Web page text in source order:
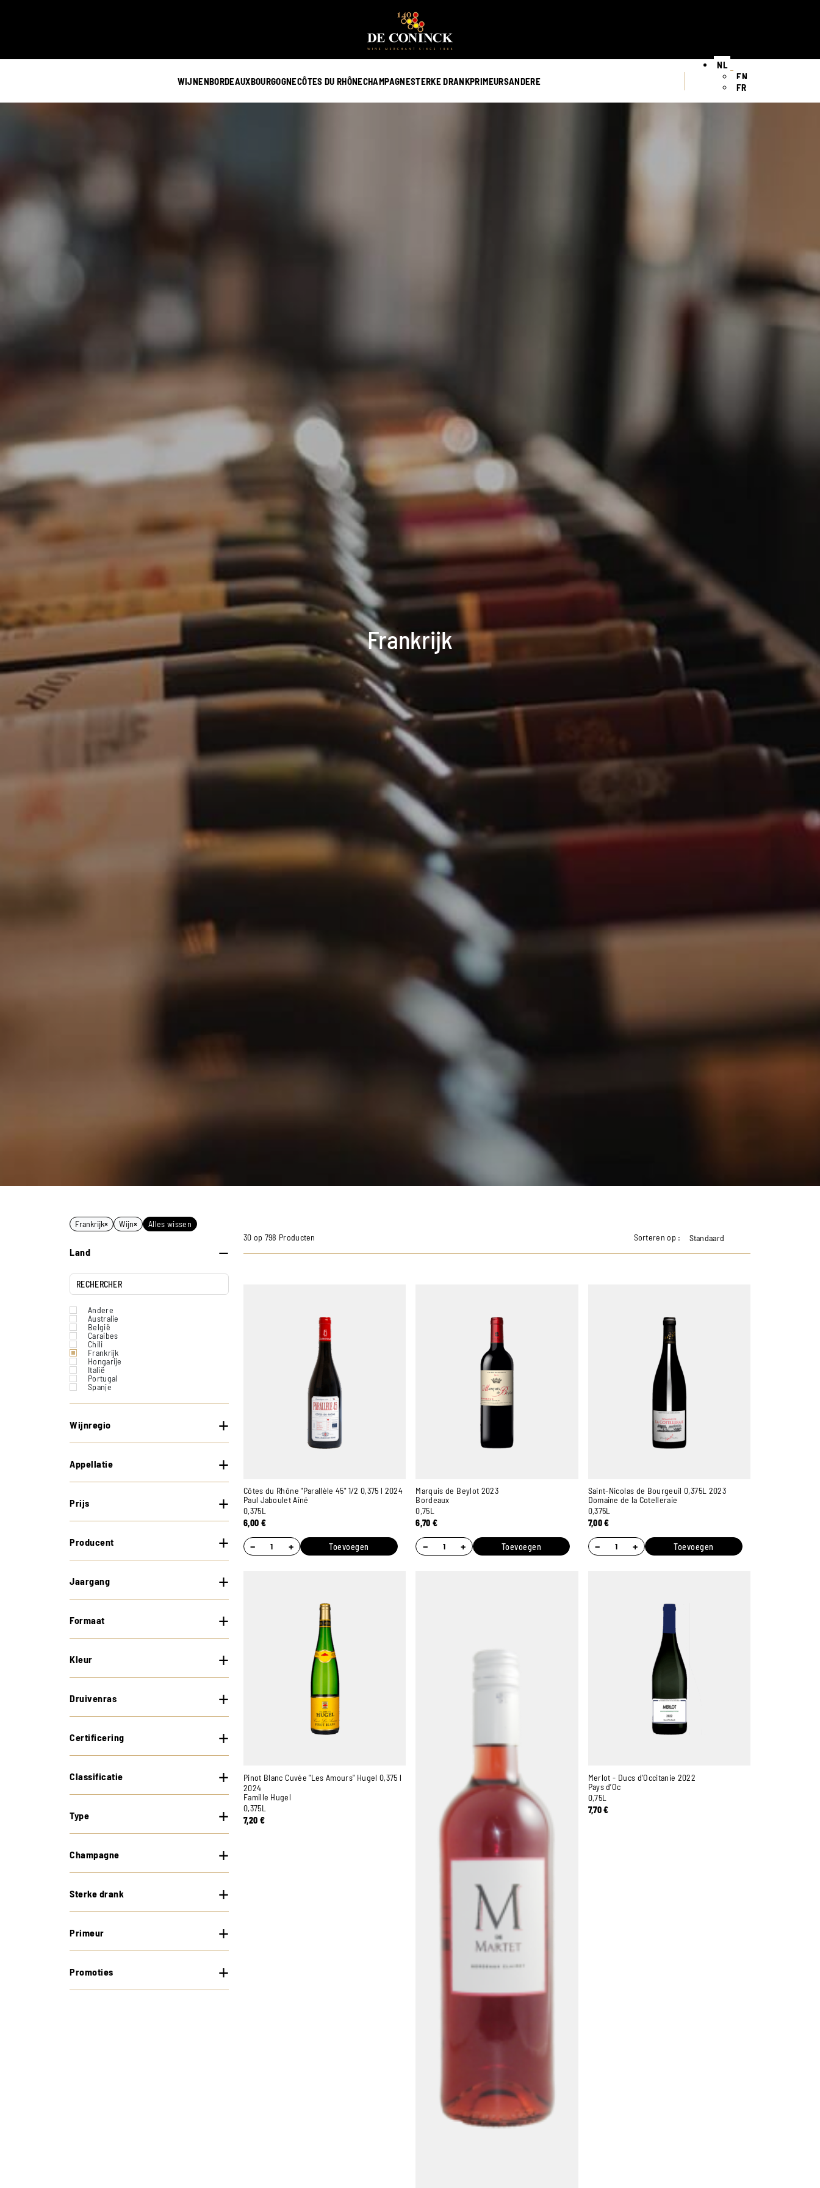
WIJNENBORDEAUXBOURGOGNECÔTES DU RHÔNECHAMPAGNESTERKE DRANKPRIMEURSANDERE
NL
EN
FR
Frankrijk
Frankrijk× Wijn× Alles wissen
Land
Andere
Australie
België
Caraibes
Chili
Frankrijk
Hongarije
Italië
Portugal
Spanje
Zwitserland
Wijnregio
Appellatie
Prijs
Producent
Jaargang
Formaat
Kleur
Druivenras
Certificering
Classificatie
Type
Champagne
Sterke drank
Primeur
Promoties
30 op 798 Producten Sorteren op : Standaard
Côtes du Rhône "Parallèle 45" 1/2 0,375 l 2024
Paul Jaboulet Aîné
0,375L
6,00 €
− + Toevoegen
Marquis de Beylot 2023
Bordeaux
0,75L
6,70€
− + Toevoegen
Saint-Nicolas de Bourgeuil 0,375L 2023
Domaine de la Cotelleraie
0,375L
7,00€
− + Toevoegen
Pinot Blanc Cuvée "Les Amours" Hugel 0,375 l
2024
Famille Hugel
0,375L
7,20 €
Merlot - Ducs d'Occitanie 2022
Pays d’Oc
0,75L
7,70€